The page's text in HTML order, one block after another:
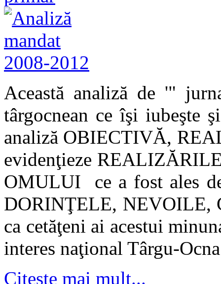
Această analiză de '"
târgocnean ce îşi iubeşte
analiză OBIECTIVĂ,
evidenţieze
OMULUI ce a fost ales
DORINŢELE, NEVOILE,
ca cetăţeni ai acestui
interes naţional Târgu-
Citeşte mai mult...